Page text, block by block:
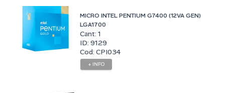
MICRO INTEL PENTIUM G7400 (12VA GEN)
LGA1700
Cant: 1
ID: 9129
Cod: CPI034
+ INFO